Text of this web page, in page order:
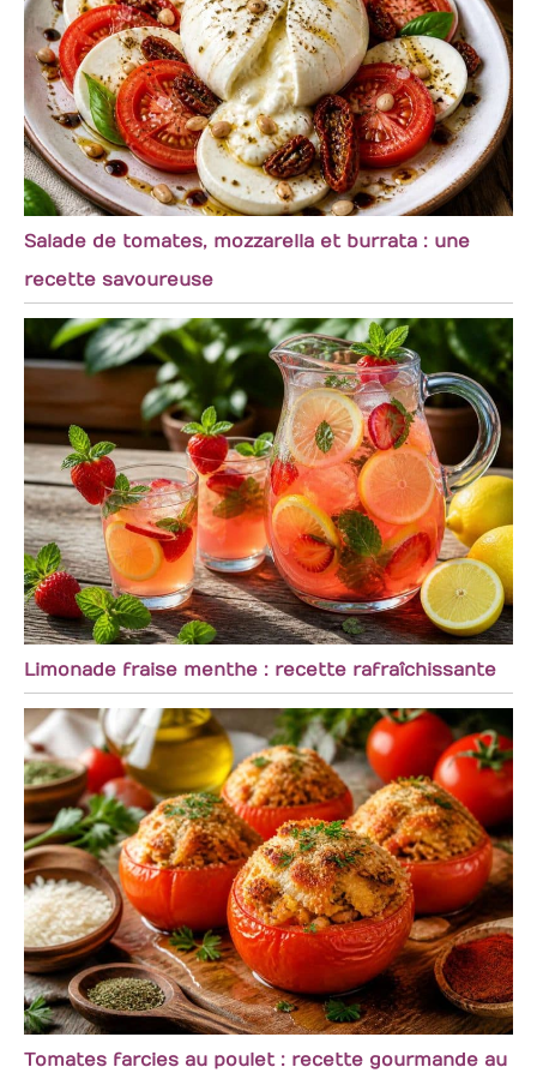
votre amoure
pour votre
amour et
exprimez-lui
votre amour
idéal pour les
pendaisons de
crémaillère, les
mariages ou tout
autre événement
spécial.
Salade de tomates, mozzarella et burrata : une
recette savoureuse
Limonade fraise menthe : recette rafraîchissante
Tomates farcies au poulet : recette gourmande au